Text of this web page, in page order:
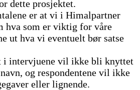
dette prosjektet.
er at vi i Himalpartner
hva som er viktig for våre
ut hva vi eventuelt bør satse
i intervjuene vil ikke bli knyttet
og respondentene vil ikke
eller lignende.